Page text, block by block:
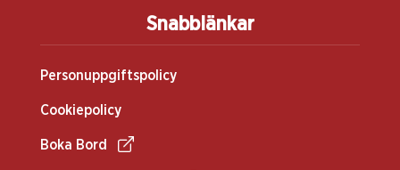
Snabblänkar
Personuppgiftspolicy
Cookiepolicy
Boka Bord